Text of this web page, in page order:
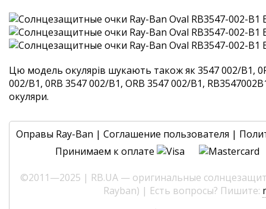
Цю модель окулярів шукають також як 3547 002/B1,
002/B1, 0RB 3547 002/B1, ORB 3547 002/B1,
окуляри.
Оправы Ray-Ban | Соглашение пользователя |
Принимаем к оплате
©2011—2025 | RB.UA — оригинальные
Rayban) | Есть вопросы? Пишите: